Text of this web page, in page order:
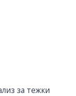
за тежки